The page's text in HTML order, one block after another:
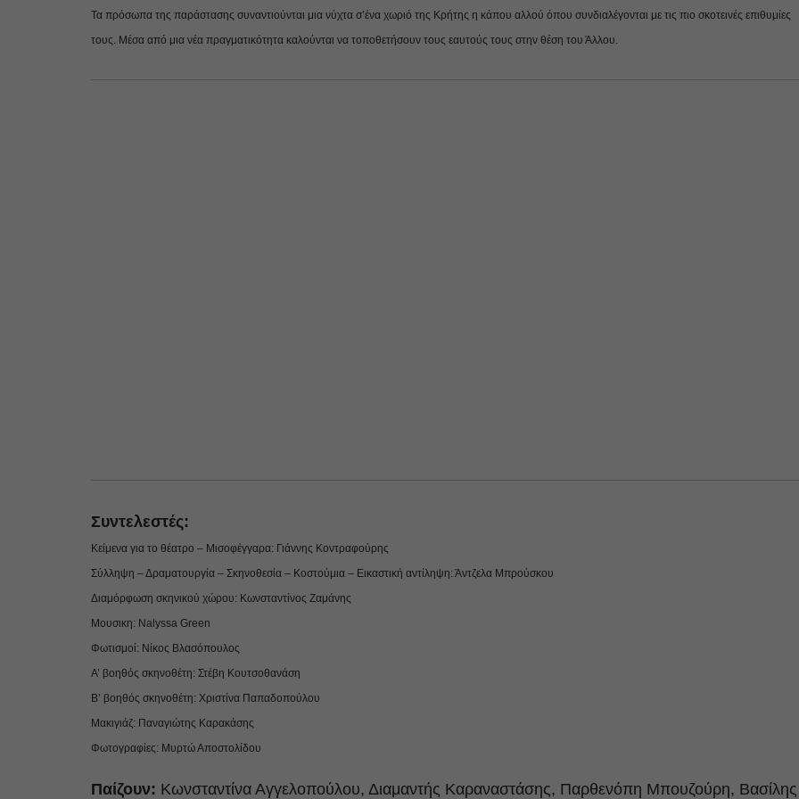
Τα πρόσωπα της παράστασης συναντιούνται μια νύχτα σ’ένα χωριό της Κρήτης η κάπου αλλού όπου συνδιαλέγονται με τις πιο σκοτεινές επιθυμίες
τους. Μέσα από μια νέα πραγματικότητα καλούνται να τοποθετήσουν τους εαυτούς τους στην θέση του Άλλου.
Συντελεστές:
Κείμενα για το θέατρο – Μισοφέγγαρα: Γιάννης Κοντραφούρης
Σύλληψη – Δραματουργία – Σκηνοθεσία – Κοστούμια – Εικαστική αντίληψη: Άντζελα Μπρούσκου
Διαμόρφωση σκηνικού χώρου: Κωνσταντίνος Ζαμάνης
Μουσικη: Nalyssa Green
Φωτισμοί: Νίκος Βλασόπουλος
Α’ βοηθός σκηνοθέτη: Στέβη Κουτσοθανάση
Β’ βοηθός σκηνοθέτη: Χριστίνα Παπαδοπούλου
Μακιγιάζ: Παναγιώτης Καρακάσης
Φωτογραφίες: Μυρτώ Αποστολίδου
Παίζουν: Κωνσταντίνα Αγγελοπούλου, Διαμαντής Καραναστάσης, Παρθενόπη Μπουζούρη, Βασίλης